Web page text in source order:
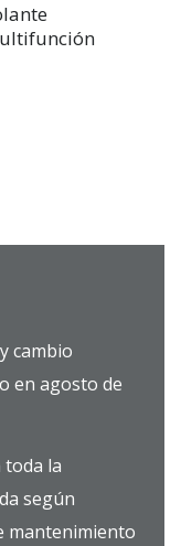
cambio
en agosto de
toda la
según
mantenimiento